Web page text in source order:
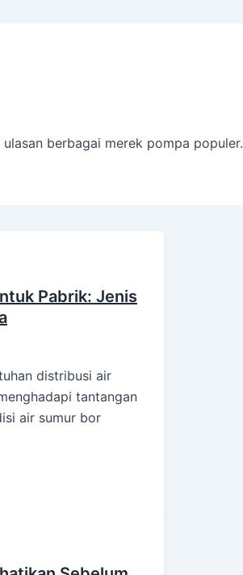
berbagai merek pompa populer.
Pabrik: Jenis
distribusi air
tantangan
air sumur bor